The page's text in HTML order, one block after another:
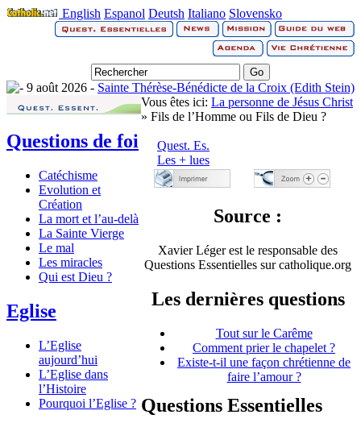
English Espanol Deutsh Italiano Slovensko
9 août 2026 - Sainte Thérèse-Bénédicte de la Croix (Edith Stein)
Questions de foi
Catéchisme
Evolution et
Création
La mort et l’au-delà
La Sainte Vierge
Le mal
Les miracles
Qui est Dieu ?
Eglise
L’Eglise
aujourd’hui
L’Eglise dans
l’Histoire
Pourquoi l’Eglise ?
Vous êtes ici: La personne de Jésus Christ
» Fils de l’Homme ou Fils de Dieu ?
Quest. Es.
Les + lues
Source :
Xavier Léger est le responsable des
Questions Essentielles sur catholique.org
Les dernières questions
Tout sur le Carême
Comment prier le chapelet ?
Existe-t-il une façon chrétienne de
faire l’amour ?
Questions Essentielles